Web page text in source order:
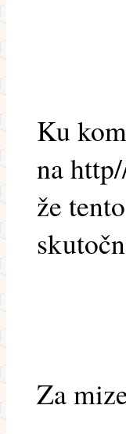
Ku
na
že
Za